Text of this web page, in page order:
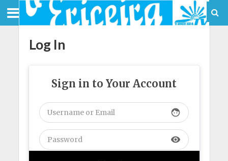
Log In
Sign in to Your Account
face
visibility